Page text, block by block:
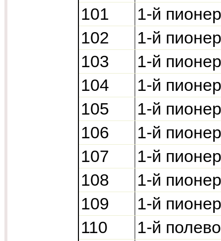
101
1-й
102
1-й
103
1-й
104
1-й
105
1-й
106
1-й
107
1-й
108
1-й
109
1-й
110
1-й